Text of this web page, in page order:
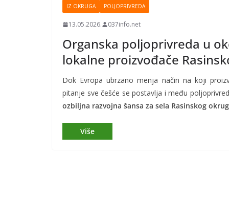
IZ OKRUGA POLJOPRIVREDA
13.05.2026. 037info.net
Organska poljoprivreda u
lokalne proizvođače
Dok Evropa ubrzano menja način na koji
pitanje sve češće se postavlja i među
ozbiljna razvojna šansa za sela Rasinskog